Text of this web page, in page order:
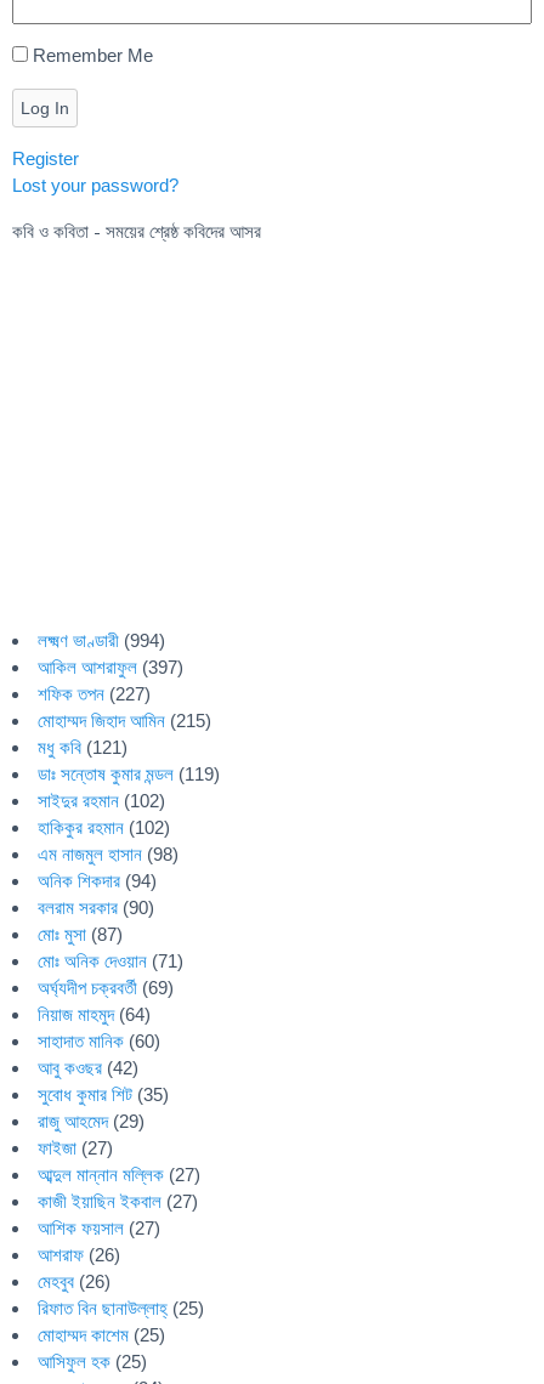
Remember Me
Log In
Register
Lost your password?
কবি ও কবিতা - সময়ের শ্রেষ্ঠ কবিদের আসর
লক্ষ্মণ ভাণ্ডারী (994)
আকিল আশরাফুল (397)
শফিক তপন (227)
মোহাম্মদ জিহাদ আমিন (215)
মধু কবি (121)
ডাঃ সন্তোষ কুমার মন্ডল (119)
সাইদুর রহমান (102)
হাকিকুর রহমান (102)
এম নাজমুল হাসান (98)
অনিক শিকদার (94)
বলরাম সরকার (90)
মোঃ মুসা (87)
মোঃ অনিক দেওয়ান (71)
অর্ঘ্যদীপ চক্রবর্তী (69)
নিয়াজ মাহমুদ(64)
সাহাদাত মানিক (60)
আবু কওছর (42)
সুবোধ কুমার শিট (35)
রাজু আহমেদ(29)
ফাইজা (27)
আব্দুল মান্নান মল্লিক (27)
কাজী ইয়াছিন ইকবাল (27)
আশিক ফয়সাল (27)
আশরাফ (26)
মেহবুব (26)
রিফাত বিন ছানাউল্লাহ্ (25)
মোহাম্মদ কাশেম (25)
আসিফুল হক (25)